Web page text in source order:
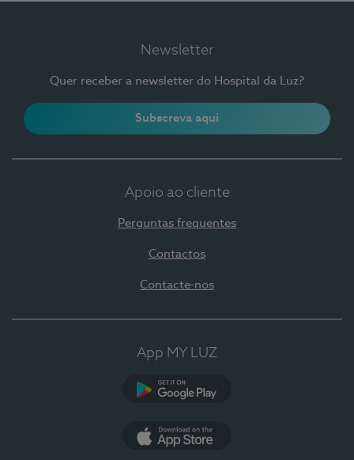
Newsletter
Quer receber a newsletter do Hospital da Luz?
Subscreva aqui
Apoio ao cliente
Perguntas frequentes
Contactos
Contacte-nos
App MY LUZ